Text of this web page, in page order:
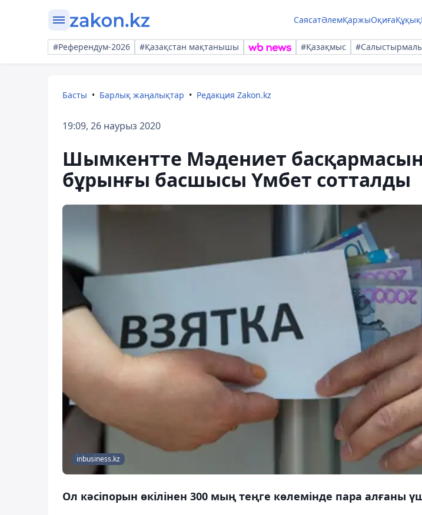
СаясатӘлемҚаржыОқиғаҚұқық
#Референдум-2026 #Қазақстан мақтанышы #Қазақмыс
Басты Барлық жаңалықтар Редакция Zakon.kz
19:09, 26 наурыз 2020
Шымкентте Мәдениет
бұрынғы басшысы Үмбет сотталды
inbusiness.kz
Ол кәсіпорын өкілінен 300 мың теңге көлемінде пара алғаны